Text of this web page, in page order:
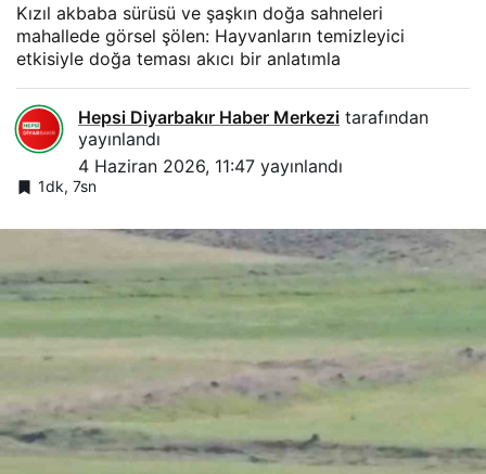
Kızıl akbaba sürüsü ve şaşkın doğa sahneleri
mahallede görsel şölen: Hayvanların temizleyici
etkisiyle doğa teması akıcı bir anlatımla
Hepsi Diyarbakır Haber Merkezi tarafından
yayınlandı
4 Haziran 2026, 11:47 yayınlandı
1dk, 7sn